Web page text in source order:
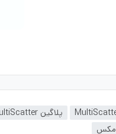
پلاگین MultiScatter برای تری دی مکس